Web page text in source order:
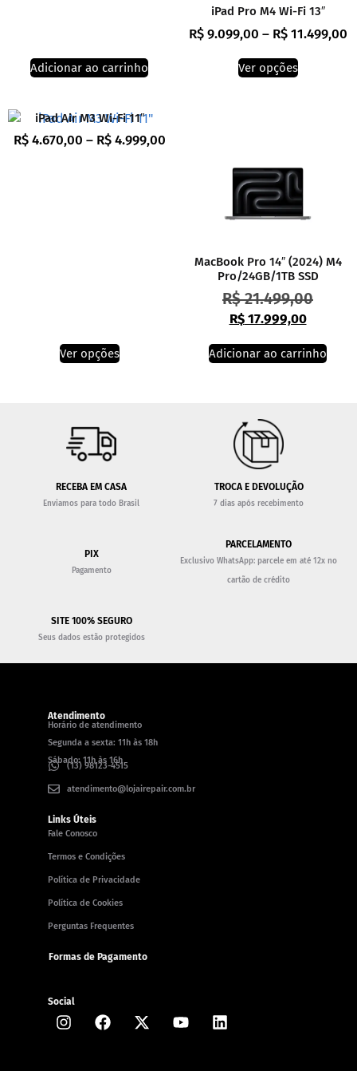
Adicionar ao carrinho
iPad Pro M4 Wi-Fi 13″
R$9.099,00 – R$11.499,00
Ver opções
iPad Air M3 Wi-Fi 11″
R$4.670,00 – R$4.999,00
Ver opções
MacBook Pro 14″ (2024) M4
Pro/24GB/1TB SSD
R$21.499,00
R$17.999,00
Adicionar ao carrinho
RECEBA EM CASA
Enviamos para todo Brasil
TROCA E DEVOLUÇÃO
7 dias após recebimento
PIX
Pagamento
PARCELAMENTO
Exclusivo WhatsApp: parcele em até 12x no
cartão de crédito
SITE 100% SEGURO
Seus dados estão protegidos
Atendimento
Horário de atendimento
Segunda a sexta: 11h às 18h
Sábado: 11h às 16h
(13) 98123-4515
atendimento@lojairepair.com.br
Links Úteis
Fale Conosco
Termos e Condições
Política de Privacidade
Política de Cookies
Perguntas Frequentes
Formas de Pagamento
Social